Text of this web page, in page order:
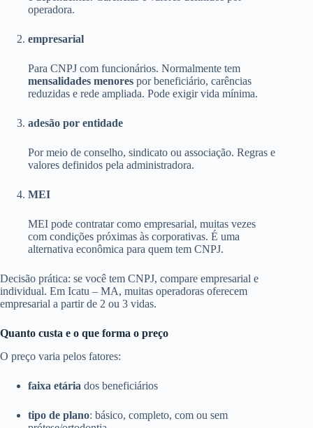
operadora.
empresarial
Para CNPJ com funcionários. Normalmente tem
mensalidades menores por beneficiário, carências
reduzidas e rede ampliada. Pode exigir vida mínima.
adesão por entidade
Por meio de conselho, sindicato ou associação. Regras e
valores definidos pela administradora.
MEI
MEI pode contratar como empresarial, muitas vezes
com condições próximas às corporativas. É uma
alternativa econômica para quem tem CNPJ.
Decisão prática: se você tem CNPJ, compare empresarial e
individual. Em Icatu – MA, muitas operadoras oferecem
empresarial a partir de 2 ou 3 vidas.
Quanto custa e o que forma o preço
O preço varia pelos fatores:
faixa etária dos beneficiários
tipo de plano: básico, completo, com ou sem